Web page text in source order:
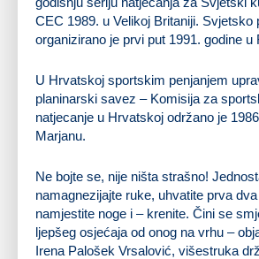
CEC 1989. u Velikoj Britaniji. Svjetsko
organizirano je prvi put 1991. godine u
U Hrvatskoj sportskim penjanjem
planinarski savez – Komisija za
natjecanje u Hrvatskoj održano je
Marjanu.
Ne bojte se, nije ništa strašno!
namagnezijajte ruke, uhvatite prva
namjestite noge i – krenite. Čini se
ljepšeg osjećaja od onog na vrhu –
Irena Palošek Vrsalović, višestruka